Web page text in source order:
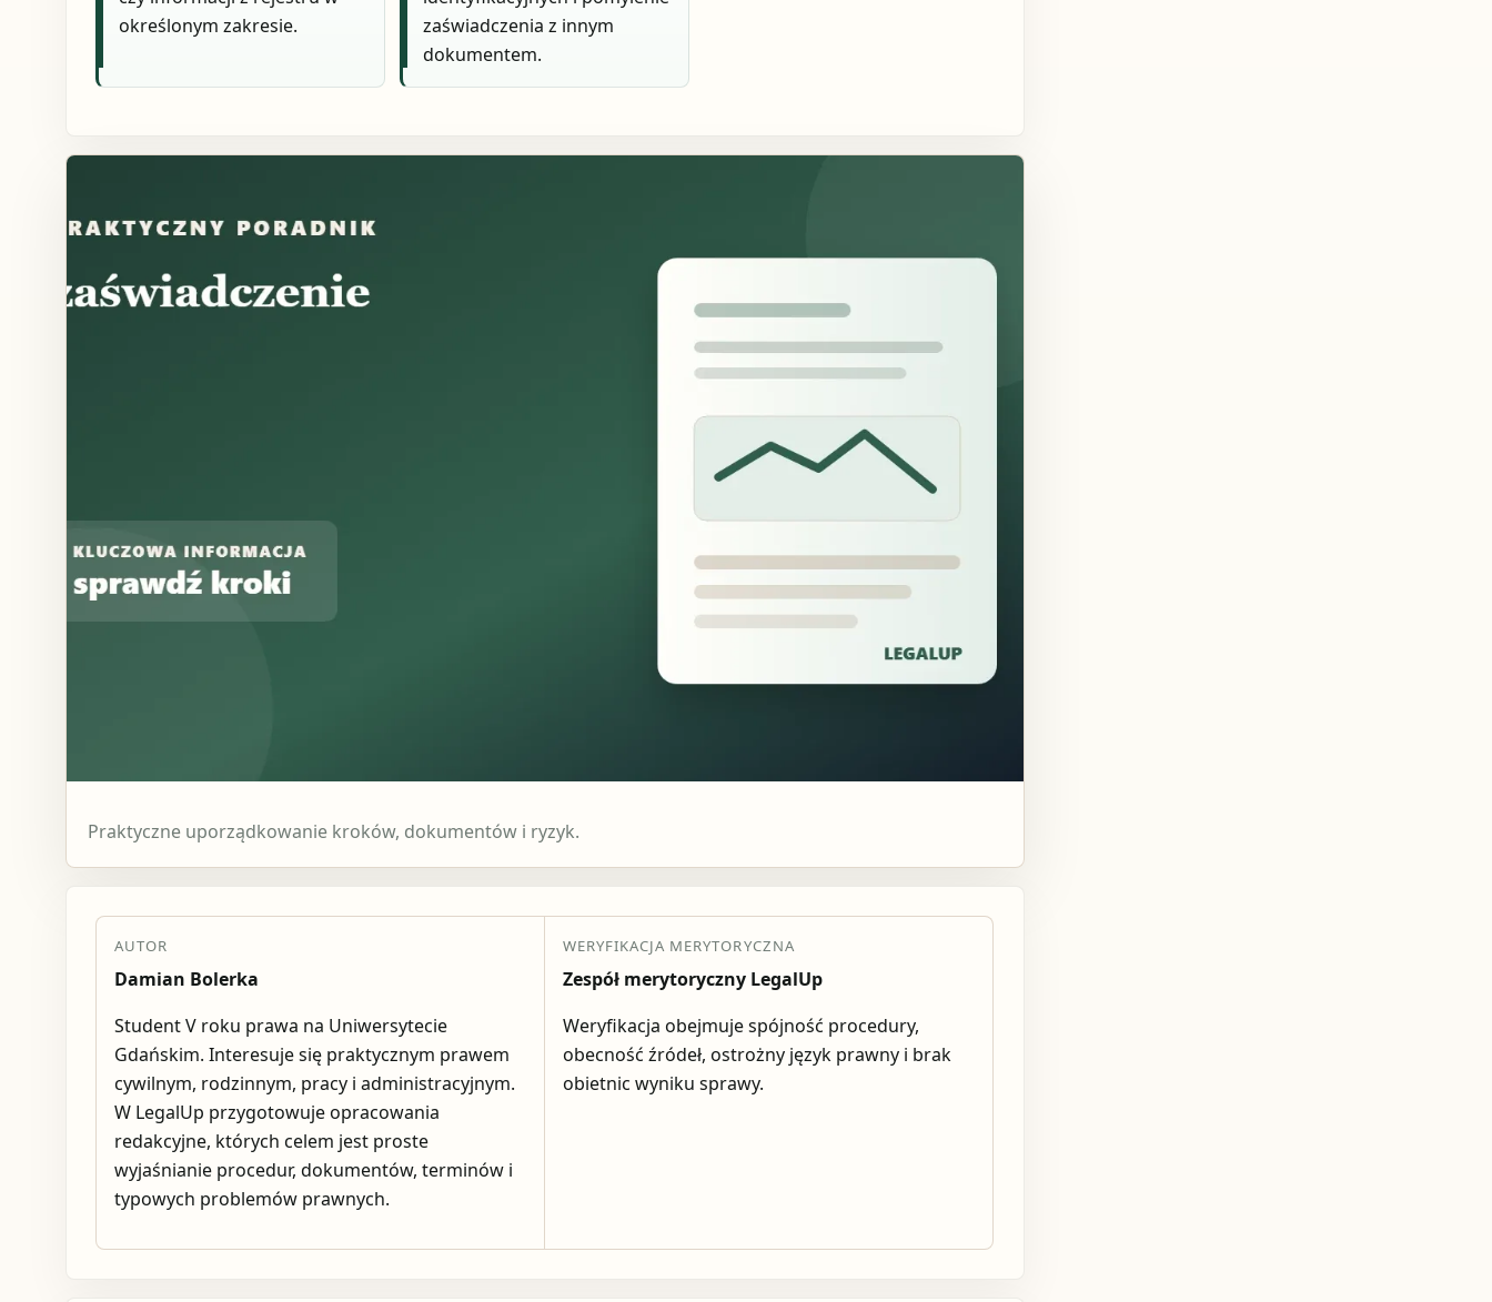
określonym zakresie.
zaświadczenia z innym
dokumentem.
Praktyczne uporządkowanie kroków, dokumentów i ryzyk.
AUTOR
Damian Bolerka
Student V roku prawa na Uniwersytecie
Gdańskim. Interesuje się praktycznym prawem
cywilnym, rodzinnym, pracy i administracyjnym.
W LegalUp przygotowuje opracowania
redakcyjne, których celem jest proste
wyjaśnianie procedur, dokumentów, terminów i
typowych problemów prawnych.
WERYFIKACJA MERYTORYCZNA
Zespół merytoryczny LegalUp
Weryfikacja obejmuje spójność procedury,
obecność źródeł, ostrożny język prawny i brak
obietnic wyniku sprawy.